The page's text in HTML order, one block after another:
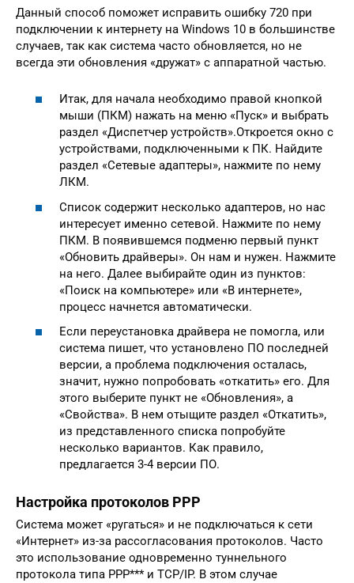
Данный способ поможет исправить ошибку 720 при
подключении к интернету на Windows 10 в большинстве
случаев, так как система часто обновляется, но не
всегда эти обновления «дружат» с аппаратной частью.
Итак, для начала необходимо правой кнопкой
мыши (ПКМ) нажать на меню «Пуск» и выбрать
раздел «Диспетчер устройств».Откроется окно с
устройствами, подключенными к ПК. Найдите
раздел «Сетевые адаптеры», нажмите по нему
ЛКМ.
Список содержит несколько адаптеров, но нас
интересует именно сетевой. Нажмите по нему
ПКМ. В появившемся подменю первый пункт
«Обновить драйверы». Он нам и нужен. Нажмите
на него. Далее выбирайте один из пунктов:
«Поиск на компьютере» или «В интернете»,
процесс начнется автоматически.
Если переустановка драйвера не помогла, или
система пишет, что установлено ПО последней
версии, а проблема подключения осталась,
значит, нужно попробовать «откатить» его. Для
этого выберите пункт не «Обновления», а
«Свойства». В нем отыщите раздел «Откатить»,
из представленного списка попробуйте
несколько вариантов. Как правило,
предлагается 3-4 версии ПО.
Настройка протоколов PPP
Система может «ругаться» и не подключаться к сети
«Интернет» из-за рассогласования протоколов. Часто
это использование одновременно туннельного
протокола типа PPP*** и TCP/IP. В этом случае